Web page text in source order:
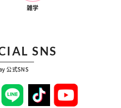
雑学
SNS
公式SNS